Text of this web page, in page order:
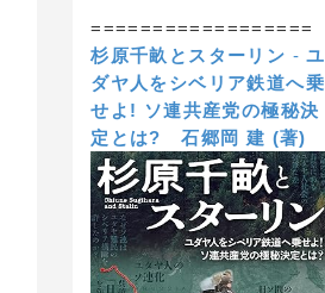
==================
杉原千畝とスターリン -ユ
ダヤ人をシベリア鉄道へ乗
せよ! ソ連共産党の極秘決
定とは?
石郷岡 建 (著)